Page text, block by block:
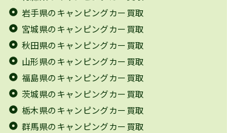
岩手県のキャンピングカー買取
宮城県のキャンピングカー買取
秋田県のキャンピングカー買取
山形県のキャンピングカー買取
福島県のキャンピングカー買取
茨城県のキャンピングカー買取
栃木県のキャンピングカー買取
群馬県のキャンピングカー買取